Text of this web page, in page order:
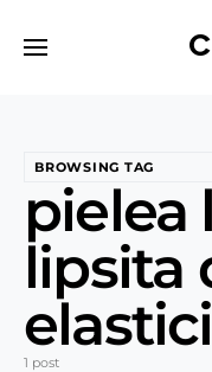
BROWSING TAG
pielea
lipsita
1 post